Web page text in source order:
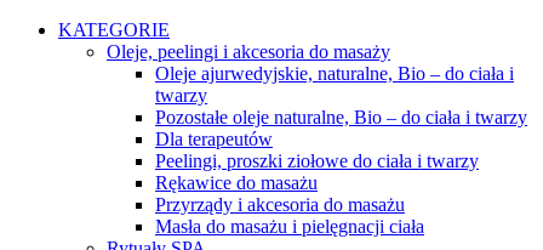
KATEGORIE
Oleje, peelingi i akcesoria do masaży
Oleje ajurwedyjskie, naturalne, Bio – do ciała i
twarzy
Pozostałe oleje naturalne, Bio – do ciała i twarzy
Dla terapeutów
Peelingi, proszki ziołowe do ciała i twarzy
Rękawice do masażu
Przyrządy i akcesoria do masażu
Masła do masażu i pielęgnacji ciała